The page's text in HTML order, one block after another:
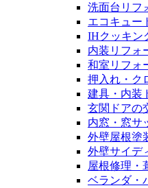
洗面台リフ
エコキュー
IHクッキン
内装リフォ
和室リフォ
押入れ・ク
建具・内装
玄関ドアの
内窓・窓サ
外壁屋根塗
外壁サイデ
屋根修理・
ベランダ・